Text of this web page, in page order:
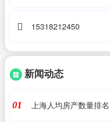
15318212450
新闻动态
01
上海人均房产数量排